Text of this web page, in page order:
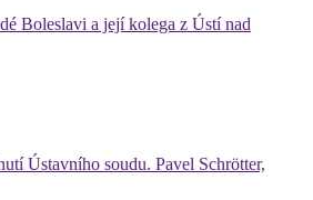
Boleslavi a její kolega z Ústí nad
Ústavního soudu. Pavel Schrötter,